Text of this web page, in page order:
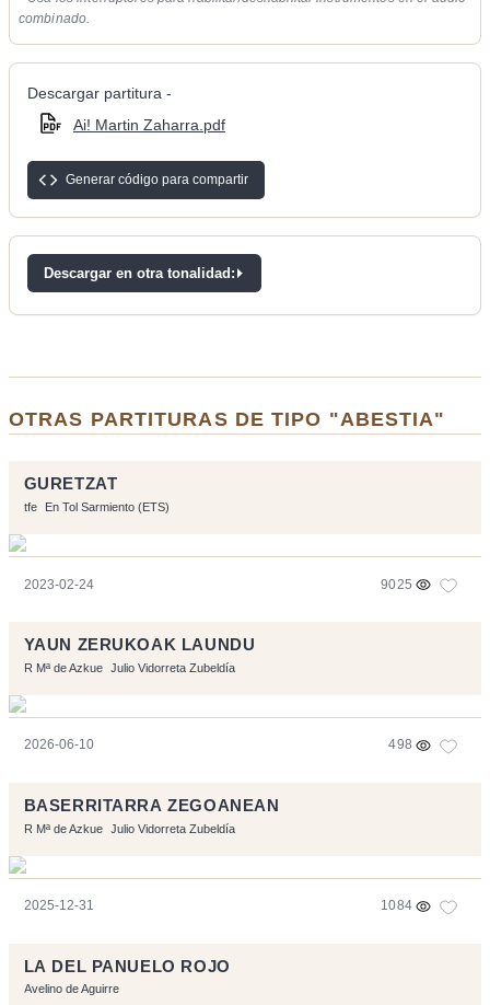
combinado.
Descargar partitura -
Ai! Martin Zaharra.pdf
Generar código para compartir
Descargar en otra tonalidad:
OTRAS PARTITURAS DE TIPO "ABESTIA"
GURETZAT
tfe En Tol Sarmiento (ETS)
2023-02-24 9025
YAUN ZERUKOAK LAUNDU
R Mª de Azkue Julio Vidorreta Zubeldía
2026-06-10 498
BASERRITARRA ZEGOANEAN
R Mª de Azkue Julio Vidorreta Zubeldía
2025-12-31 1084
LA DEL PANUELO ROJO
Avelino de Aguirre